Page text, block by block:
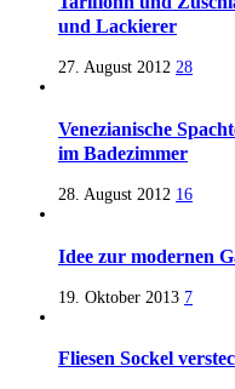
und Lackierer
27. August 2012 28
Venezianische
im Badezimmer
28. August 2012 16
Idee zur modernen
19. Oktober 2013 7
Fliesen Sockel